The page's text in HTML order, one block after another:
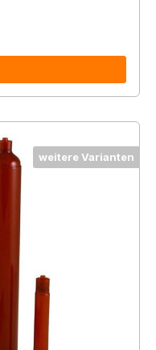
weitere Varianten